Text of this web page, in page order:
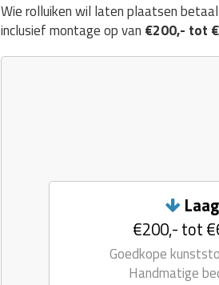
Wie rolluiken wil laten plaatsen
inclusief montage op van €200,- tot
Laag
€200,- tot
Goedkope
Handmatige